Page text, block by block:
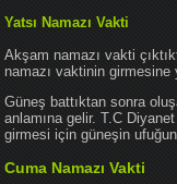
Yatsı Namazı Vakti
Akşam namazı vakti
namazı vaktinin girmesine
Güneş battıktan sonra
anlamına gelir. T.C
girmesi için güneşin
Cuma Namazı Vakti